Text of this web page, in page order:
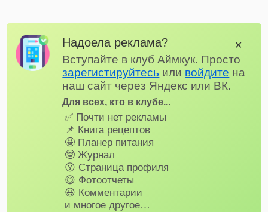
Надоела реклама?
Вступайте в клуб Аймкук. Просто
зарегистируйтесь или войдите на
наш сайт через Яндекс или ВК.
Для всех, кто в клубе...
✅ Почти нет рекламы
📌 Книга рецептов
🤩 Планер питания
🤓 Журнал
😗 Страница профиля
😋 Фотоотчеты
😃 Комментарии
и многое другое…
✕